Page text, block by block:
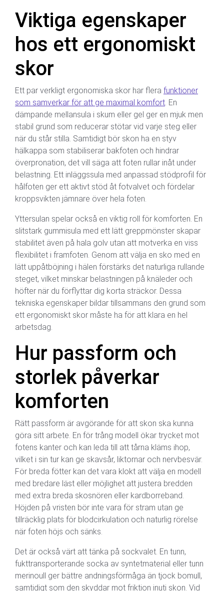
Viktiga egenskaper
hos ett ergonomiskt
skor
Ett par verkligt ergonomiska skor har flera funktioner
som samverkar för att ge maximal komfort. En
dämpande mellansula i skum eller gel ger en mjuk men
stabil grund som reducerar stötar vid varje steg eller
när du står stilla. Samtidigt bör skon ha en styv
hälkappa som stabiliserar bakfoten och hindrar
överpronation, det vill säga att foten rullar inåt under
belastning. Ett inläggssula med anpassad stödprofil för
hålfoten ger ett aktivt stöd åt fotvalvet och fördelar
kroppsvikten jämnare över hela foten.
Yttersulan spelar också en viktig roll för komforten. En
slitstark gummisula med ett lätt greppmönster skapar
stabilitet även på hala golv utan att motverka en viss
flexibilitet i framfoten. Genom att välja en sko med en
lätt uppåtböjning i hälen förstärks det naturliga rullande
steget, vilket minskar belastningen på knäleder och
höfter när du förflyttar dig korta sträckor. Dessa
tekniska egenskaper bildar tillsammans den grund som
ett ergonomiskt skor måste ha för att klara en hel
arbetsdag.
Hur passform och
storlek påverkar
komforten
Rätt passform är avgörande för att skon ska kunna
göra sitt arbete. En för trång modell ökar trycket mot
fotens kanter och kan leda till att tårna kläms ihop,
vilket i sin tur kan ge skavsår, liktornar och nervbesvär.
För breda fötter kan det vara klokt att välja en modell
med bredare läst eller möjlighet att justera bredden
med extra breda skosnören eller kardborreband.
Höjden på vristen bör inte vara för stram utan ge
tillräcklig plats för blodcirkulation och naturlig rörelse
när foten höjs och sänks.
Det är också värt att tänka på sockvalet. En tunn,
fukttransporterande socka av syntetmaterial eller tunn
merinoull ger bättre andningsförmåga än tjock bomull,
samtidigt som den skyddar mot friktion inuti skon. Vid